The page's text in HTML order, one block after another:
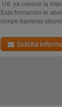
Ud. ya conoce la
Esta formación le
rompe barreras
Solicita